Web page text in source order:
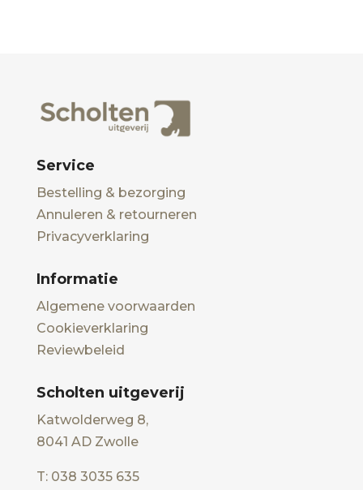
Service
Bestelling & bezorging
Annuleren & retourneren
Privacyverklaring
Informatie
Algemene voorwaarden
Cookieverklaring
Reviewbeleid
Scholten uitgeverij
Katwolderweg 8,
8041 AD Zwolle
T: 038 3035 635